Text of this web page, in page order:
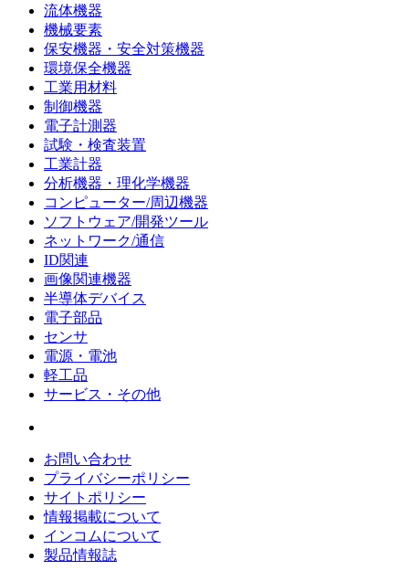
流体機器
機械要素
保安機器・安全対策機器
環境保全機器
工業用材料
制御機器
電子計測器
試験・検査装置
工業計器
分析機器・理化学機器
コンピューター/周辺機器
ソフトウェア/開発ツール
ネットワーク/通信
ID関連
画像関連機器
半導体デバイス
電子部品
センサ
電源・電池
軽工品
サービス・その他
お問い合わせ
プライバシーポリシー
サイトポリシー
情報掲載について
インコムについて
製品情報誌